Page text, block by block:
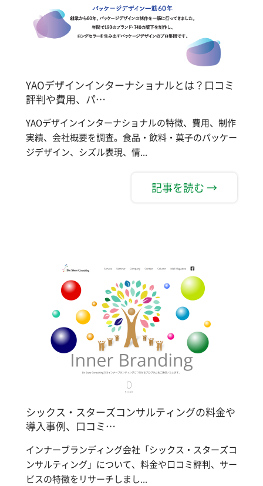
YAOデザインインターナショナルとは？口コミ
評判や費用、パ…
YAOデザインインターナショナルの特徴、費用、制作
実績、会社概要を調査。食品・飲料・菓子のパッケー
ジデザイン、シズル表現、情...
記事を読む →
シックス・スターズコンサルティングの料金や
導入事例、口コミ…
インナーブランディング会社「シックス・スターズコ
ンサルティング」について、料金や口コミ評判、サー
ビスの特徴をリサーチしまし...